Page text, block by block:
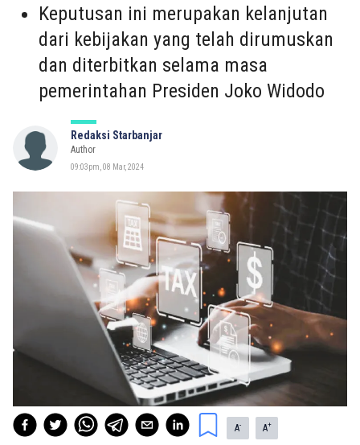
Keputusan ini merupakan kelanjutan
dari kebijakan yang telah dirumuskan
dan diterbitkan selama masa
pemerintahan Presiden Joko Widodo
Redaksi Starbanjar
Author
09:03pm, 08 Mar, 2024
A- A+